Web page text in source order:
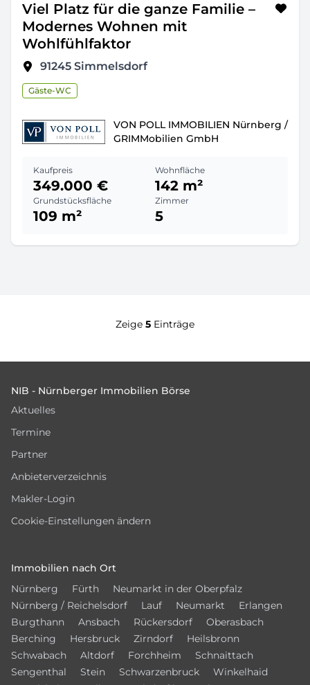
Viel Platz für die ganze Familie –
Modernes Wohnen mit
Wohlfühlfaktor
91245 Simmelsdorf
Gäste-WC
VON POLL IMMOBILIEN Nürnberg /
GRIMMobilien GmbH
Kaufpreis
349.000 €
Wohnfläche
142 m²
Grundstücksfläche
109 m²
Zimmer
5
Zeige 5 Einträge
NIB - Nürnberger Immobilien Börse
Aktuelles
Termine
Partner
Anbieterverzeichnis
Makler-Login
Cookie-Einstellungen ändern
Immobilien nach Ort
Nürnberg
Fürth
Neumarkt in der Oberpfalz
Nürnberg / Reichelsdorf
Lauf Neumarkt
Erlangen
Burgthann
Ansbach Rückersdorf
Oberasbach
Berching
Hersbruck Zirndorf
Heilsbronn
Schwabach
Altdorf Forchheim
Schnaittach
Sengenthal
Stein Schwarzenbruck
Winkelhaid